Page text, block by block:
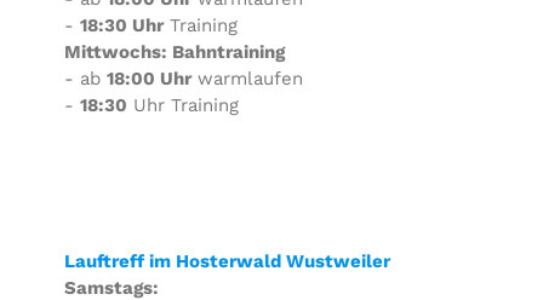
- 18:30 UhrTraining
Mittwochs: Bahntraining
- ab 18:00 Uhrwarmlaufen
- 18:30 Uhr Training
Lauftreff im Hosterwald Wustweiler
Samstags: